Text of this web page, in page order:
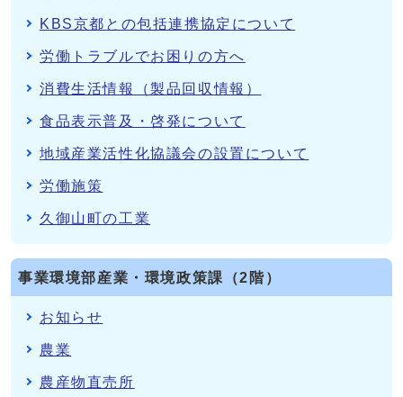
KBS京都との包括連携協定について
労働トラブルでお困りの方へ
消費生活情報（製品回収情報）
食品表示普及・啓発について
地域産業活性化協議会の設置について
労働施策
久御山町の工業
事業環境部産業・環境政策課（2階）
お知らせ
農業
農産物直売所